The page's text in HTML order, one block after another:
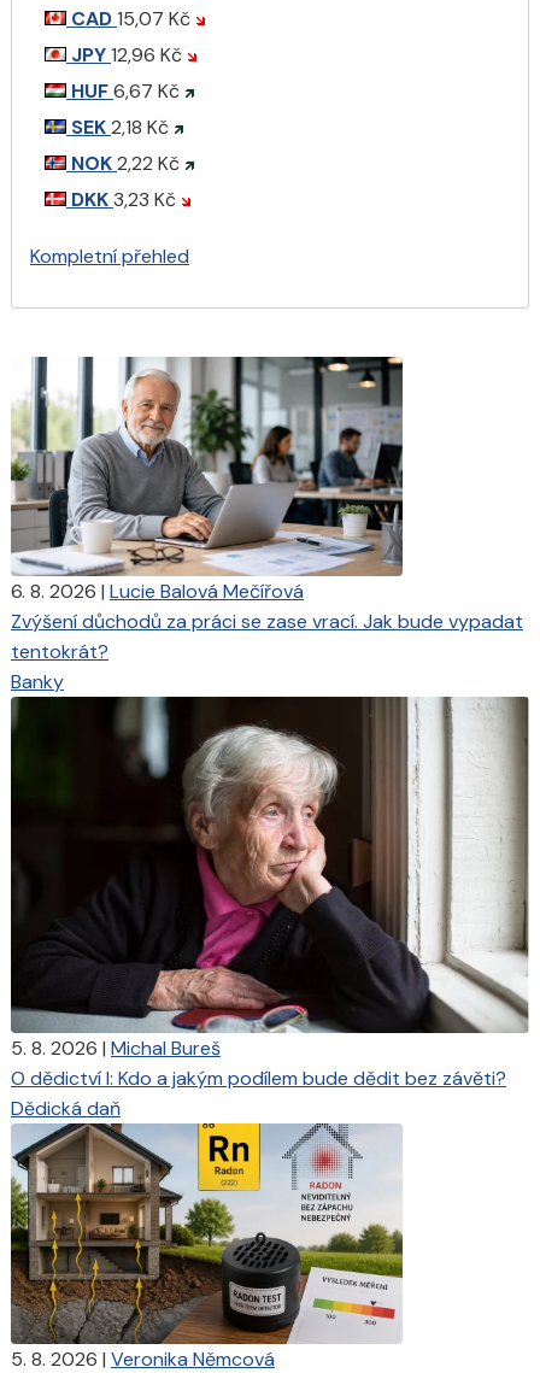
CAD15,07 Kč
JPY12,96 Kč
HUF6,67 Kč
SEK2,18 Kč
NOK2,22 Kč
DKK3,23 Kč
Kompletní přehled
6. 8. 2026 | Lucie Balová Mečířová
Zvýšení důchodů za práci se zase vrací. Jak bude vypadat
tentokrát?
Banky
5. 8. 2026 | Michal Bureš
O dědictví I: Kdo a jakým podílem bude dědit bez závěti?
Dědická daň
5. 8. 2026 | Veronika Němcová